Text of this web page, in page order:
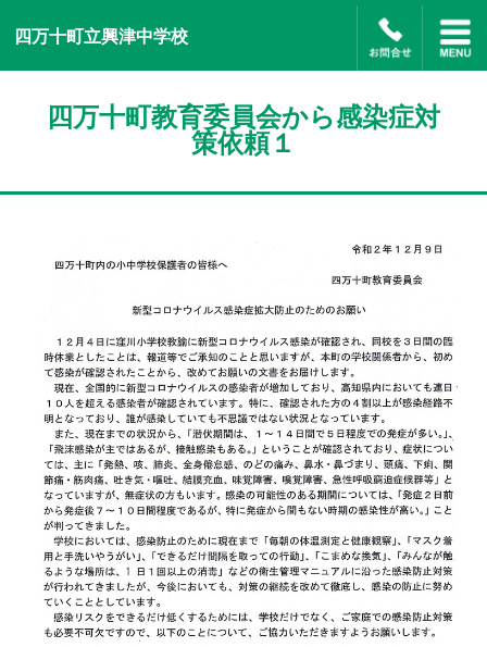
四万十町立興津中学校
四万十町教育委員会から感染症対
策依頼１